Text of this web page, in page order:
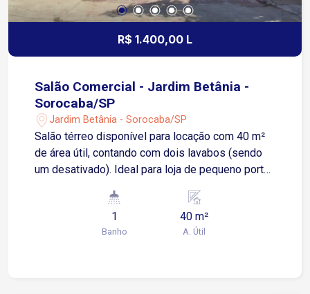
R$ 1.400,00 L
Salão Comercial - Jardim Betânia -
Sorocaba/SP
Jardim Betânia - Sorocaba/SP
Salão térreo disponível para locação com 40 m²
de área útil, contando com dois lavabos (sendo
um desativado). Ideal para loja de pequeno porte,
que exija atendimento direto ao público.
Localizado no bairro Jardim Betânia, o imóvel
está em uma via com bom fluxo e visibilidade,
1
Banho
40 m²
A. Útil